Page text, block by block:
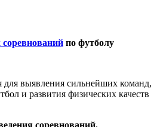
по футболу
для выявления сильнейших команд,
и развития физических качеств
соревнований.